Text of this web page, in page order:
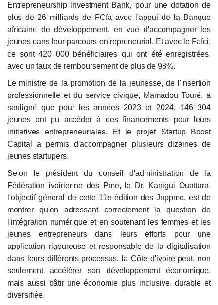
Entrepreneurship Investment Bank, pour une dotation de
plus de 26 milliards de FCfa avec l'appui de la Banque
africaine de développement, en vue d'accompagner les
jeunes dans leur parcours entrepreneurial. Et avec le Fafci,
ce sont 420 000 bénéficiaires qui ont été enregistrées,
avec un taux de remboursement de plus de 98%.
Le ministre de la promotion de la jeunesse, de l'insertion
professionnelle et du service civique, Mamadou Touré, a
souligné que pour les années 2023 et 2024, 146 304
jeunes ont pu accéder à des financements pour leurs
initiatives entrepreneuriales. Et le projet Startup Boost
Capital a permis d'accompagner plusieurs dizaines de
jeunes startupers.
Selon le président du conseil d'administration de la
Fédération ivoirienne des Pme, le Dr. Kanigui Ouattara,
l'objectif général de cette 11e édition des Jnppme, est de
montrer qu'en adressant correctement la question de
l'intégration numérique et en soutenant les femmes et les
jeunes entrepreneurs dans leurs efforts pour une
application rigoureuse et responsable de la digitalisation
dans leurs différents processus, la Côte d'ivoire peut, non
seulement accélérer son développement économique,
mais aussi bâtir une économie plus inclusive, durable et
diversifiée.